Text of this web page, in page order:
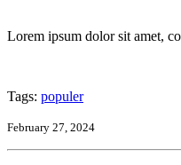
Lorem ipsum dolor sit amet,
Tags: populer
February 27, 2024